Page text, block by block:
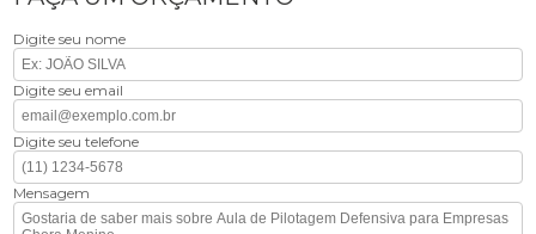
Digite seu nome
Digite seu email
Digite seu telefone
Mensagem